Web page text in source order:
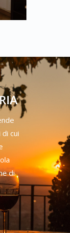
cui
di